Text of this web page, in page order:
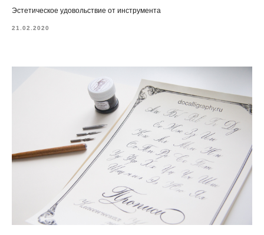
Эстетическое удовольствие от инструмента
21.02.2020